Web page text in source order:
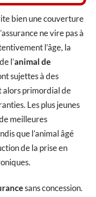
bien une couverture
ne vire pas à
l’âge, la
l’animal de
sujettes à des
alors primordial de
Les plus jeunes
meilleures
que l’animal âgé
de la prise en
sans concession.